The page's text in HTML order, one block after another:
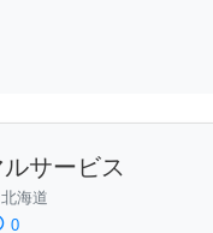
サービス
北海道
0